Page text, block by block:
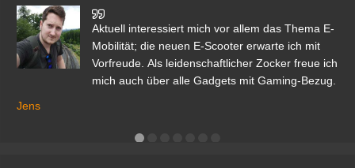
Aktuell interessiert mich vor allem das Thema E-
Mobilität; die neuen E-Scooter erwarte ich mit
Vorfreude. Als leidenschaftlicher Zocker freue ich
mich auch über alle Gadgets mit Gaming-Bezug.
Jens